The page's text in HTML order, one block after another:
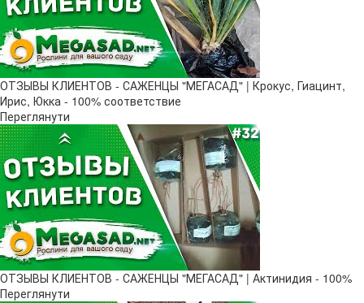
ОТЗЫВЫ КЛИЕНТОВ - САЖЕНЦЫ "МЕГАСАД" | Крокус, Гиацинт,
Ирис, Юкка - 100% соответствие
Переглянути
ОТЗЫВЫ КЛИЕНТОВ - САЖЕНЦЫ "МЕГАСАД" | Актинидия - 100%
Переглянути